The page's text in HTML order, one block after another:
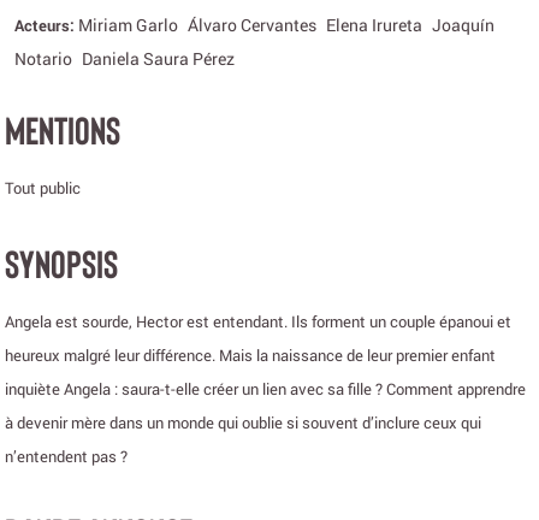
Acteurs: Miriam Garlo Álvaro Cervantes Elena Irureta Joaquín
Notario Daniela Saura Pérez
MENTIONS
Tout public
SYNOPSIS
Angela est sourde, Hector est entendant. Ils forment un couple épanoui et
heureux malgré leur différence. Mais la naissance de leur premier enfant
inquiète Angela : saura-t-elle créer un lien avec sa fille ? Comment apprendre
à devenir mère dans un monde qui oublie si souvent d’inclure ceux qui
n’entendent pas ?